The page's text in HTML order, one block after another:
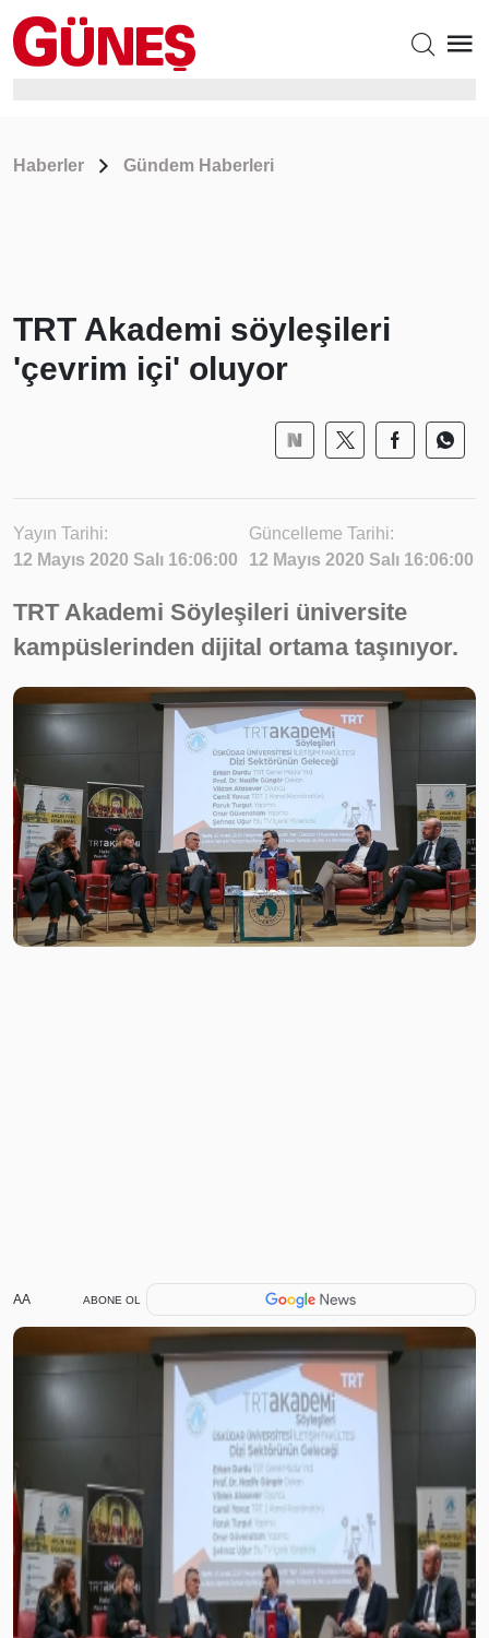
Haberler Gündem Haberleri
TRT Akademi söyleşileri
'çevrim içi' oluyor
Yayın Tarihi:
12 Mayıs 2020 Salı 16:06:00
Güncelleme Tarihi:
12 Mayıs 2020 Salı 16:06:00
TRT Akademi Söyleşileri üniversite
kampüslerinden dijital ortama taşınıyor.
AA ABONE OL